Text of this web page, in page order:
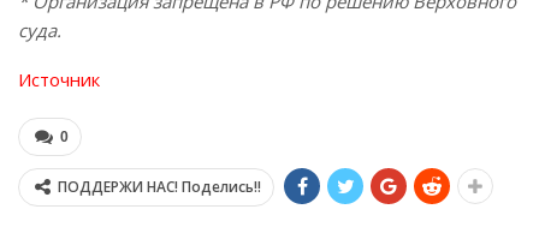
суда.
Источник
0
ПОДДЕРЖИ НАС! Поделись!!